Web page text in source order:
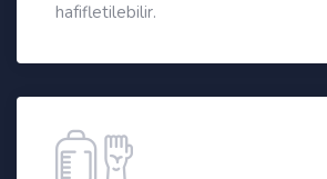
hafifletilebilir.